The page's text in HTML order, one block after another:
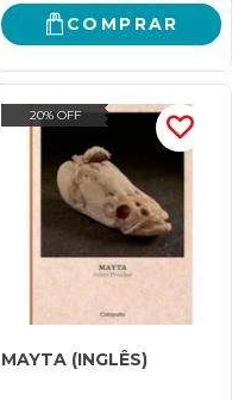
COMPRAR
20% OFF
MAYTA (INGLÊS)